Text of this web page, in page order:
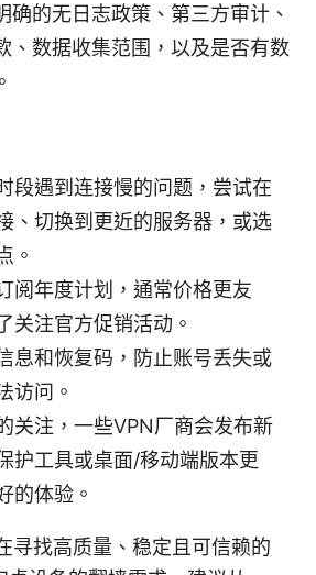
确的无日志政策、第三方审计、
、数据收集范围，以及是否有数
段遇到连接慢的问题，尝试在
、切换到更近的服务器，或选
。
阅年度计划，通常价格更友
关注官方促销活动。
息和恢复码，防止账号丢失或
访问。
关注，一些VPN厂商会发布新
护工具或桌面/移动端版本更
的体验。
寻找高质量、稳定且可信赖的